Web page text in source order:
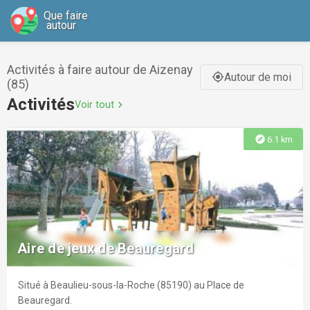
Que faire
autour
Activités à faire autour de Aizenay
(85)
gps_fixedAutour de moi
ActivitésVoir tout chevron_right
explore 6.1 km
Aire de jeux de Beauregard
Situé à Beaulieu-sous-la-Roche (85190) au Place de
Beauregard.